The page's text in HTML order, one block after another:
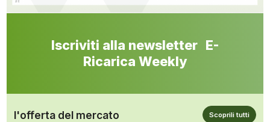
Iscriviti alla newsletter E-
Ricarica Weekly
l'offerta del mercato Scoprili tutti